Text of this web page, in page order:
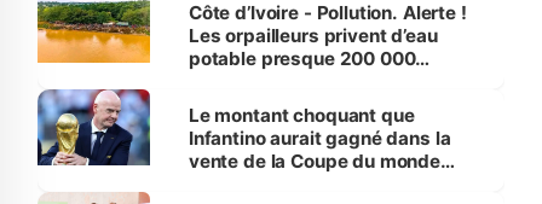
Côte d’Ivoire - Pollution. Alerte !
Les orpailleurs privent d’eau
potable presque 200 000
Le montant choquant que
Infantino aurait gagné dans la
vente de la Coupe du monde